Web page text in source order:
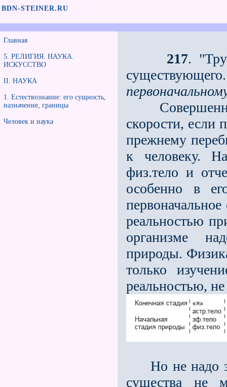
BDN-STEINER.RU
Главная
5. РЕЛИГИЯ. НАУКА.
ИСКУССТВО
II. НАУКА
1. Естествознание: его сущность,
назначение, границы
Человек и наука
217.
Совершенно
скорости, если
прежнему
к человеку.
физ.тело и
особенно в
реальностью
организме
природы.
только
реальностью,
Но не надо
существа не